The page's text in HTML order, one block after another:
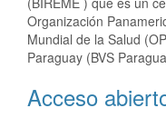
Organización
Mundial de la Salud
Paraguay (BVS
Acceso